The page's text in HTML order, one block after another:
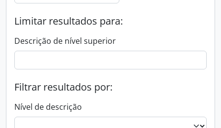
Limitar resultados para:
Descrição de nível superior
Filtrar resultados por:
Nível de descrição